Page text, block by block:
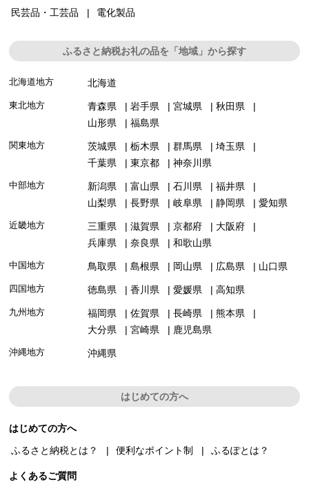
民芸品・工芸品
電化製品
ふるさと納税お礼の品を「地域」から探す
北海道地方 北海道
東北地方 青森県 岩手県 宮城県
秋田県
山形県
福島県
関東地方 茨城県 栃木県 群馬県
埼玉県
千葉県
東京都 神奈川県
中部地方 新潟県 富山県 石川県
福井県
山梨県
長野県 岐阜県 静岡県 愛知県
近畿地方 三重県 滋賀県 京都府
大阪府
兵庫県
奈良県 和歌山県
中国地方 鳥取県 島根県 岡山県 広島県 山口県
四国地方 徳島県 香川県 愛媛県 高知県
九州地方 福岡県 佐賀県 長崎県
熊本県
大分県
宮崎県 鹿児島県
沖縄地方 沖縄県
はじめての方へ
はじめての方へ
ふるさと納税とは？
便利なポイント制 ふるぽとは？
よくあるご質問